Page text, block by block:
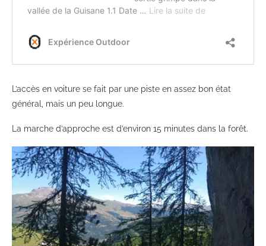
L’accès en voiture se fait par une piste en assez bon état
général, mais un peu longue.
La marche d’approche est d’environ 15 minutes dans la forêt.